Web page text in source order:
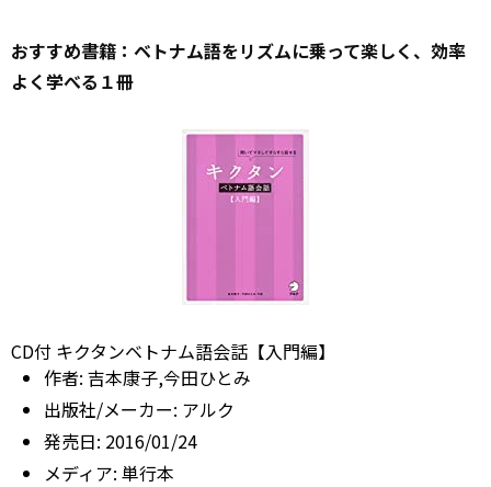
おすすめ書籍：ベトナム語をリズムに乗って楽しく、効率
よく学べる１冊
CD付 キクタンベトナム語会話【入門編】
作者: 吉本康子,今田ひとみ
出版社/メーカー: アルク
発売日: 2016/01/24
メディア: 単行本